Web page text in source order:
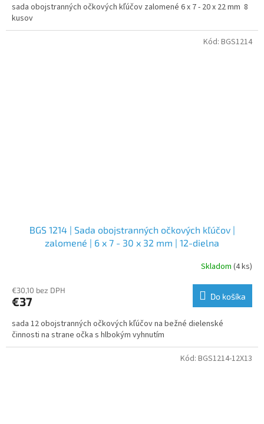
sada obojstranných očkových kľúčov zalomené 6 x 7 - 20 x 22 mm 8
kusov
BGS 1214 | Sada obojstranných očkových kľúčov |
zalomené | 6 x 7 - 30 x 32 mm | 12-dielna
Skladom (4 ks)
€30,10 bez DPH
€37 Do košíka
sada 12 obojstranných očkových kľúčov na bežné dielenské
činnosti na strane očka s hlbokým vyhnutím
Kód: BGS1214
Kód: BGS1214-12X13